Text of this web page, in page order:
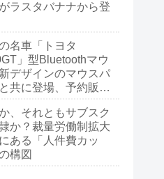
ラスタバナナから登
名車「トヨタ
」型Bluetoothマウ
デザインのマウスパ
共に登場、予約販売
、それともサブスク
か？裁量労働制拡大
ある「人件費カッ
構図